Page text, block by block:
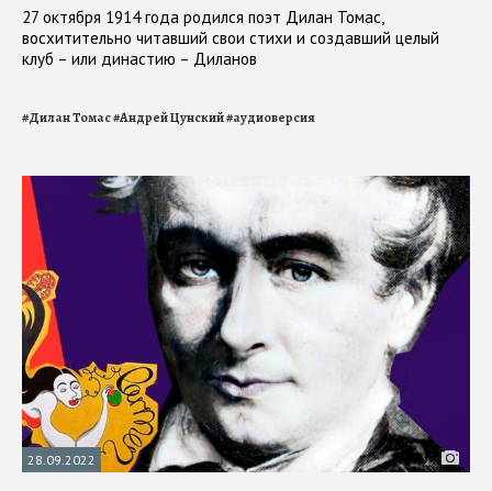
27 октября 1914 года родился поэт Дилан Томас,
восхитительно читавший свои стихи и создавший целый
клуб – или династию – Диланов
#Дилан Томас#Андрей Цунский#аудиоверсия
28.09.2022